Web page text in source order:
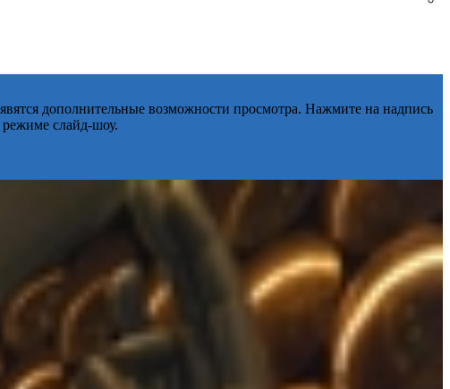
дополнительные возможности просмотра. Нажмите на надпись
слайд-шоу.